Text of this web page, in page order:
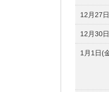
12月27
12月30
1月1日(